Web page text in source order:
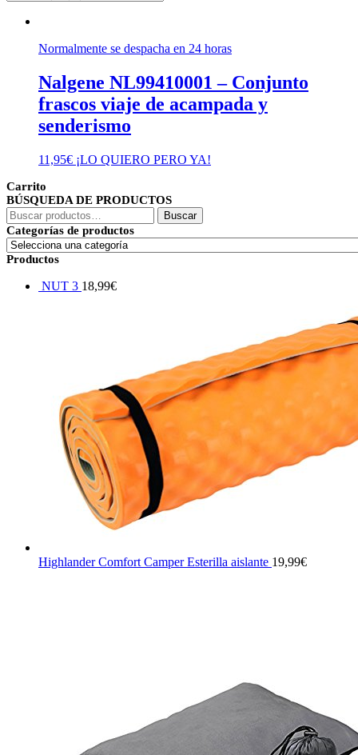
Normalmente se despacha en 24 horas
Nalgene NL99410001 – Conjunto
frascos viaje de acampada y
senderismo
11,95€ ¡LO QUIERO PERO YA!
Carrito
BÚSQUEDA DE PRODUCTOS
Buscar
por:
Buscar
Categorías de productos
Productos
NUT 3 18,99€
Highlander Comfort Camper Esterilla aislante 19,99€